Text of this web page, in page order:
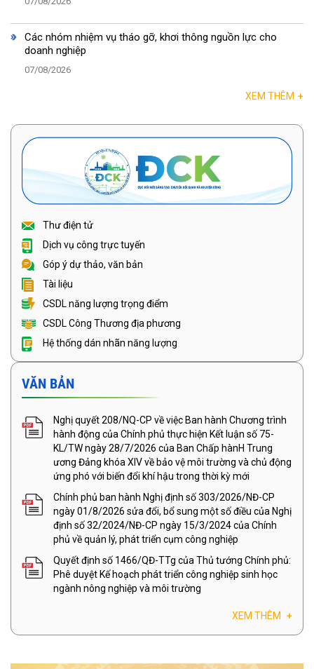
Các nhóm nhiệm vụ tháo gỡ, khơi thông nguồn lực cho
doanh nghiệp
07/08/2026
XEM THÊM +
Thư điện tử
Dịch vụ công trực tuyến
Góp ý dự thảo, văn bản
Tài liệu
CSDL năng lượng trọng điểm
CSDL Công Thương địa phương
Hệ thống dán nhãn năng lượng
VĂN BẢN
Nghị quyết 208/NQ-CP về việc Ban hành Chương trình
hành động của Chính phủ thực hiện Kết luận số 75-
KL/TW ngày 28/7/2026 của Ban Chấp hànH Trung
ương Đảng khóa XIV về bảo vệ môi trường và chủ động
ứng phó với biến đổi khí hậu trong thời kỳ mới
Chính phủ ban hành Nghị định số 303/2026/NĐ-CP
ngày 01/8/2026 sửa đổi, bổ sung một số điều của Nghị
định số 32/2024/NĐ-CP ngày 15/3/2024 của Chính
phủ về quản lý, phát triển cụm công nghiệp
Quyết định số 1466/QĐ-TTg của Thủ tướng Chính phủ:
Phê duyệt Kế hoạch phát triển công nghiệp sinh học
ngành nông nghiệp và môi trường
XEM THÊM +